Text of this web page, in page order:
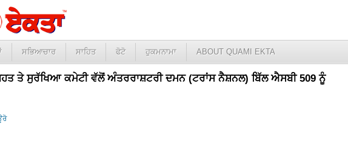
ਸਭਿਆਚਾਰ ਸਾਹਿਤ ਫੋਟੋ ਹੁਕਮਨਾਮਾ ABOUT QUAMI EKTA
ਤੇ ਸੁਰੱਖਿਆ ਕਮੇਟੀ ਵੱਲੋਂ ਅੰਤਰਰਾਸ਼ਟਰੀ ਦਮਨ (ਟਰਾਂਸ ਨੈਸ਼ਨਲ) ਬਿੱਲ ਐਸਬੀ 509 ਨੂੰ